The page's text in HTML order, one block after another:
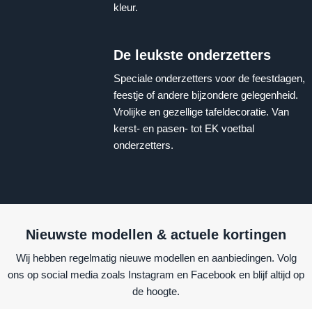
kleur.
De leukste onderzetters
Speciale onderzetters voor de feestdagen,
feestje of andere bijzondere gelegenheid.
Vrolijke en gezellige tafeldecoratie. Van
kerst- en pasen- tot EK voetbal
onderzetters.
Nieuwste modellen & actuele kortingen
Wij hebben regelmatig nieuwe modellen en aanbiedingen. Volg
ons op social media zoals Instagram en Facebook en blijf altijd op
de hoogte.